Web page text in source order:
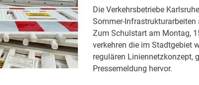
Die Verkehrsbetriebe
Sommer-Infrastrukturarbeiten
Zum Schulstart am Montag,
verkehren die im Stadtgebiet
regulären Liniennetzkonzept,
Pressemeldung hervor.